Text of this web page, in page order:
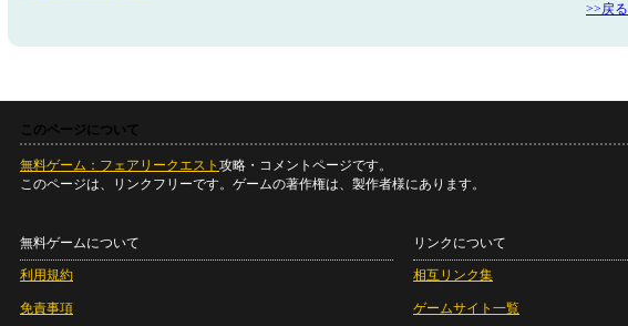
>>戻る
このページについて
無料ゲーム：フェアリークエスト 攻略・コメントページです。
このページは、リンクフリーです。ゲームの著作権は、製作者様にあります。
無料ゲームについて
利用規約
免責事項
リンクについて
相互リンク集
ゲームサイト一覧